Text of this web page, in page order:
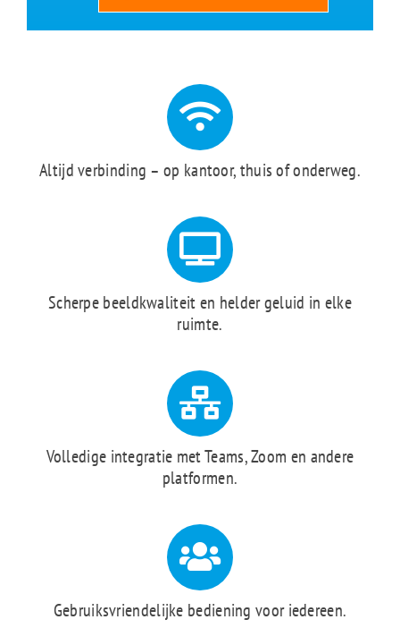
Altijd verbinding – op kantoor, thuis of onderweg.
Scherpe beeldkwaliteit en helder geluid in elke
ruimte.
Volledige integratie met Teams, Zoom en andere
platformen.
Gebruiksvriendelijke bediening voor iedereen.